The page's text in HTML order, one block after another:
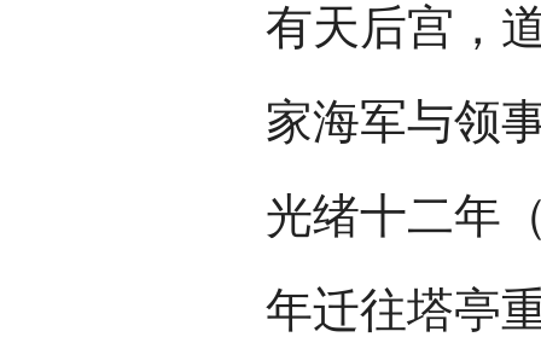
有天后宫，
家海军与领
光绪十二年
年迁往塔亭